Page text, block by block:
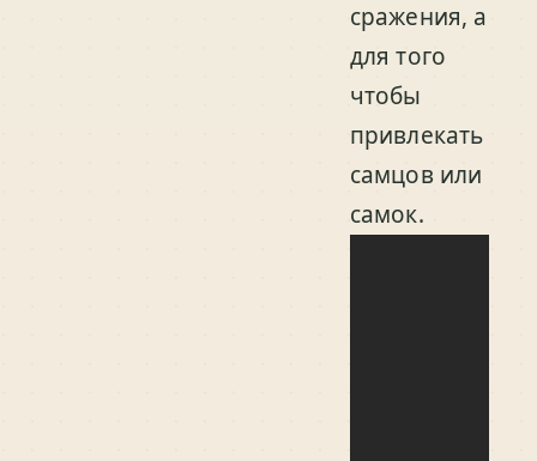
сражения, а
для того
чтобы
привлекать
самцов или
самок.